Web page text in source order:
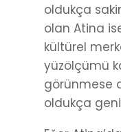
oldukça
olan Atina
kültürel
yüzölçümü
görünmese
oldukça